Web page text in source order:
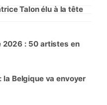
Talon élu à la tête
2026 : 50 artistes en
la Belgique va envoyer